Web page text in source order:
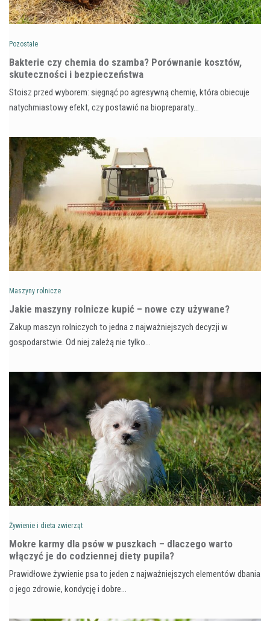
Pozostałe
Bakterie czy chemia do szamba? Porównanie kosztów,
skuteczności i bezpieczeństwa
Stoisz przed wyborem: sięgnąć po agresywną chemię, która obiecuje
natychmiastowy efekt, czy postawić na biopreparaty…
Maszyny rolnicze
Jakie maszyny rolnicze kupić – nowe czy używane?
Zakup maszyn rolniczych to jedna z najważniejszych decyzji w
gospodarstwie. Od niej zależą nie tylko…
Żywienie i dieta zwierząt
Mokre karmy dla psów w puszkach – dlaczego warto
włączyć je do codziennej diety pupila?
Prawidłowe żywienie psa to jeden z najważniejszych elementów dbania
o jego zdrowie, kondycję i dobre…